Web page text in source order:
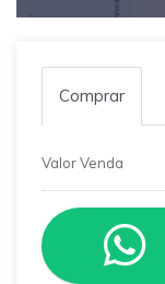
Comprar
Valor Venda